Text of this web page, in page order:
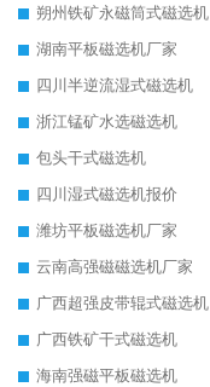
朔州铁矿永磁筒式磁选机
湖南平板磁选机厂家
四川半逆流湿式磁选机
浙江锰矿水选磁选机
包头干式磁选机
四川湿式磁选机报价
潍坊平板磁选机厂家
云南高强磁磁选机厂家
广西超强皮带辊式磁选机
广西铁矿干式磁选机
海南强磁平板磁选机